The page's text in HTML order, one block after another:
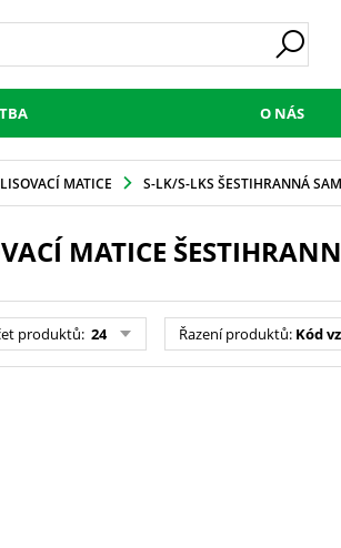
O NÁS
LISOVACÍ MATICE S-LK/S-LKS ŠESTIHRANNÁ
MATICE
produktů: 24 Řazení produktů: Kód